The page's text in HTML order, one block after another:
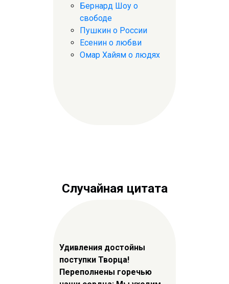
Бернард Шоу о
свободе
Пушкин о России
Есенин о любви
Омар Хайям о людях
Случайная цитата
Удивления достойны
поступки Творца!
Переполнены горечью